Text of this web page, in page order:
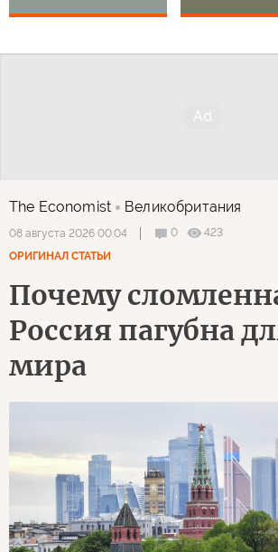
The Economist Великобритания
08 августа 2026 00:04 0
423
ОРИГИНАЛ СТАТЬИ
Почему
Россия пагубна
мира